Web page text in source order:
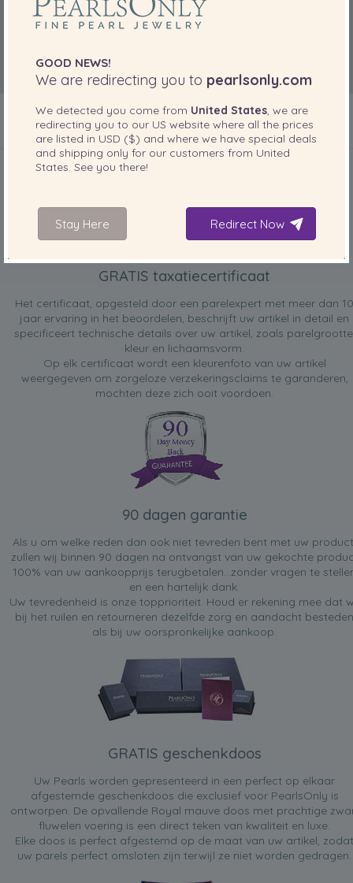
INBEGREPEN BIJ UW PRODUCT
GRATIS taxatiecertificaat
Het certificaat, opgesteld door een parelexpert met meer dan 10
jaar ervaring in het beoordelen, beschrijft uw artikel in detail en
specificeert technische details over uw artikel, zoals
kleur en lichaamsvorm.
Op elk certificaat wordt een kleurenfoto van uw artikel
weergegeven om zorgeloze verzekeringsclaims te garanderen,
mochten deze zich ooit voordoen.
90 dagen garantie
Als u om welke reden dan ook niet tevreden bent met uw
zullen wij binnen 90 dagen na ontvangst van uw gekochte
100% van uw aankoopprijs terugbetalen...zonder vragen te
en een hartelijk dank.
Uw tevredenheid is onze topprioriteit. Houd er rekening mee dat
bij het ruilen en retourneren dezelfde zorg en aandacht besteden
als bij uw oorspronkelijke aankoop.
GRATIS geschenkdoos
Uw Pearls worden gepresenteerd in een perfect op elkaar
afgestemde geschenkdoos die exclusief voor PearlsOnly is
ontworpen. De opvallende Royal mauve doos met prachtige
fluwelen voering is een direct teken van kwaliteit en luxe.
Elke doos is perfect afgestemd op de maat van uw artikel, zodat
uw parels perfect omsloten zijn terwijl ze niet worden gedragen.
GOOD NEWS!
We are redirecting you to pearlsonly.com
We detected you come from United States, we are
redirecting you to our US website where all the prices
are listed in USD ($) and where we have special deals
and shipping only for our customers from United
States. See you there!
Stay Here Redirect Now